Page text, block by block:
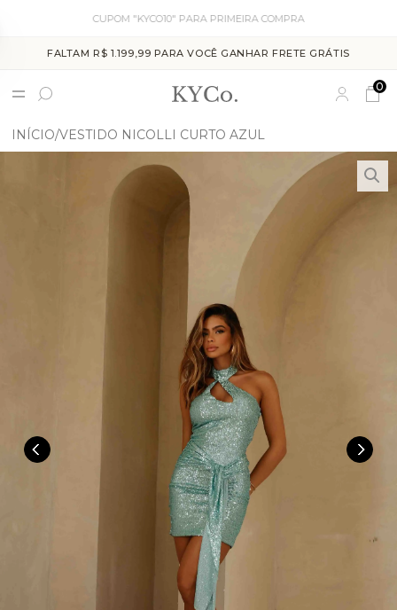
CUPOM "KYCO10" PARA PRIMEIRA COMPRA
FALTAM R$ 1.199,99 PARA VOCÊ GANHAR FRETE GRÁTIS
0
INÍCIO VESTIDO NICOLLI CURTO AZUL